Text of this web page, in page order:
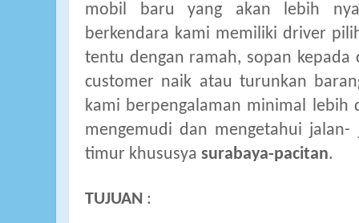
mobil baru yang akan lebih
berkendara kami memiliki driver
tentu dengan ramah, sopan kepada
customer naik atau turunkan
kami berpengalaman minimal lebih
mengemudi dan mengetahui
timur khususya surabaya-pacitan.
TUJUAN :